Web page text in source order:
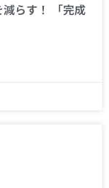
減らす！ 「完成